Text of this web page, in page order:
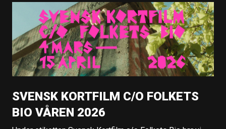
SVENSK KORTFILM C/O FOLKETS
BIO VÅREN 2026